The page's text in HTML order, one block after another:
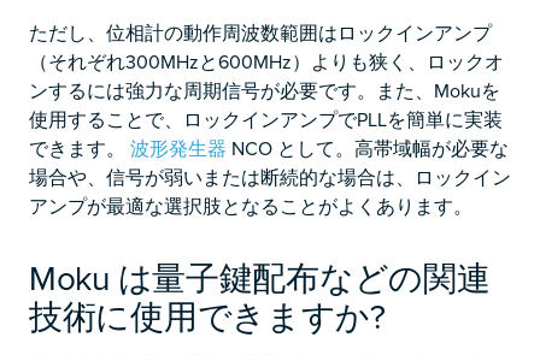
ただし、位相計の動作周波数範囲はロックインアンプ
（それぞれ300MHzと600MHz）よりも狭く、ロックオ
ンするには強力な周期信号が必要です。また、Mokuを
使用することで、ロックインアンプでPLLを簡単に実装
できます。 波形発生器 NCO として。高帯域幅が必要な
場合や、信号が弱いまたは断続的な場合は、ロックイン
アンプが最適な選択肢となることがよくあります。
Moku は量子鍵配布などの関連
技術に使用できますか?